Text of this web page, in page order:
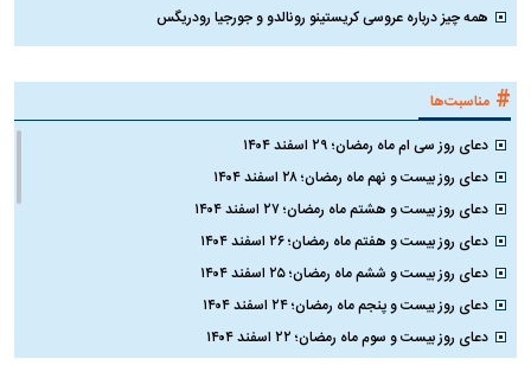
همه چیز درباره عروسی کریستینو رونالدو و جورجیا رودریگس
# مناسبت‌ها
دعای روز سی ام ماه رمضان؛ ۲۹ اسفند ۱۴۰۴
دعای روز بیست و نهم ماه رمضان؛ ۲۸ اسفند ۱۴۰۴
دعای روز بیست و هشتم ماه رمضان؛ ۲۷ اسفند ۱۴۰۴
دعای روز بیست و هفتم ماه رمضان؛ ۲۶ اسفند ۱۴۰۴
دعای روز بیست و ششم ماه رمضان؛ ۲۵ اسفند ۱۴۰۴
دعای روز بیست و پنجم ماه رمضان؛ ۲۴ اسفند ۱۴۰۴
دعای روز بیست و سوم ماه رمضان؛ ۲۲ اسفند ۱۴۰۴